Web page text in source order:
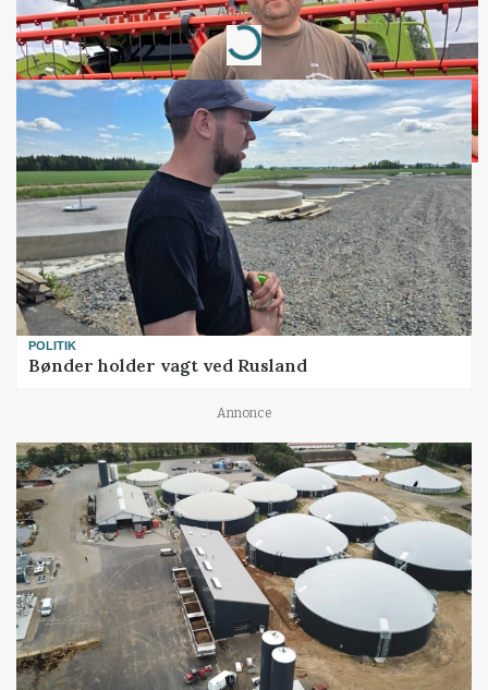
Annonce
Loading...
POLITIK
Bønder holder vagt ved Rusland
Annonce